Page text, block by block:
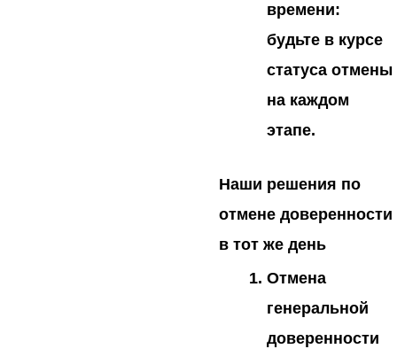
времени:
будьте в курсе
статуса отмены
на каждом
этапе.
Наши решения по
отмене доверенности
в тот же день
Отмена
генеральной
доверенности